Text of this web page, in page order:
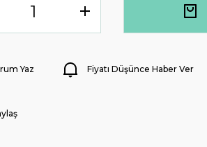
Yaz Fiyatı Düşünce Haber Ver